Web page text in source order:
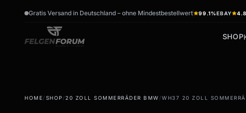
Gratis Versand in Deutschland – ohne Mindestbestellwert 99.1%EBAY 4.8
SHOP
filter_drama
HOME/ SHOP /20 ZOLL SOMMERRÄDER BMW /WH37 20 ZOLL